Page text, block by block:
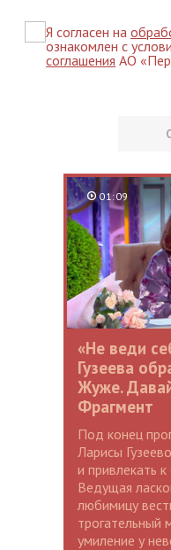
Я согласен на
ознакомлен с
соглашения АО
01:09
«Не веди
Гузеева
Жуже.
Фрагмент
Под конец
Ларисы
и привлекать
Ведущая
любимицу
трогательный
умиление у